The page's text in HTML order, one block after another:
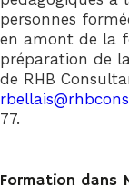
personnes
en amont de la
préparation de
de RHB
77.
Formation dans